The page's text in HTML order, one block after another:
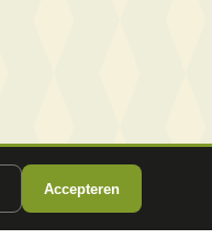
Accepteren